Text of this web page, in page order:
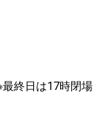
終日は17時閉場